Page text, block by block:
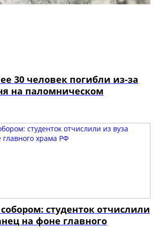
30 человек погибли из-за
на паломническом
студенток отчислили
на фоне главного